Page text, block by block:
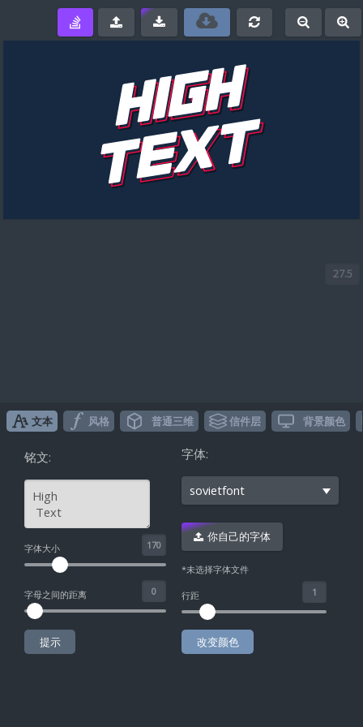
文本 风格 普通三维 信件层 背景颜色
铭文:
字体大小
字母之间的距离
提示
字体:
sovietfont
^ 你自己的字体
*未选择字体文件
行距
改变颜色
e - +